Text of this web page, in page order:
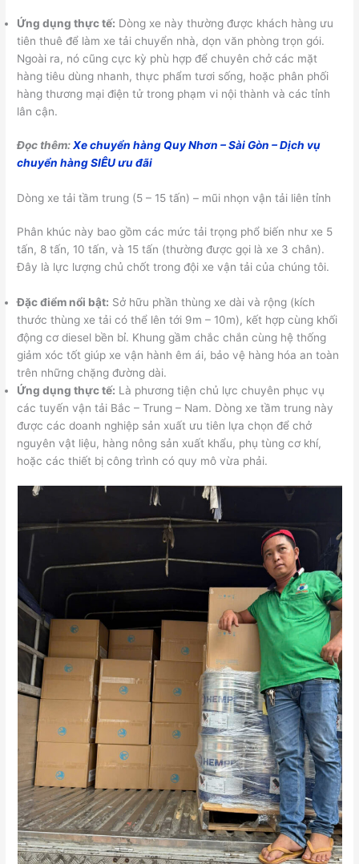
Ứng dụng thực tế: Dòng xe này thường được khách hàng ưu
tiên thuê để làm xe tải chuyển nhà, dọn văn phòng trọn gói.
Ngoài ra, nó cũng cực kỳ phù hợp để chuyên chở các mặt
hàng tiêu dùng nhanh, thực phẩm tươi sống, hoặc phân phối
hàng thương mại điện tử trong phạm vi nội thành và các tỉnh
lân cận.
Đọc thêm:Xe chuyển hàng Quy Nhơn – Sài Gòn – Dịch vụ
chuyển hàng SIÊU ưu đãi
Dòng xe tải tầm trung (5 – 15 tấn) – mũi nhọn vận tải liên tỉnh
Phân khúc này bao gồm các mức tải trọng phổ biến như xe 5
tấn, 8 tấn, 10 tấn, và 15 tấn (thường được gọi là xe 3 chân).
Đây là lực lượng chủ chốt trong đội xe vận tải của chúng tôi.
Đặc điểm nổi bật: Sở hữu phần thùng xe dài và rộng (kích
thước thùng xe tải có thể lên tới 9m – 10m), kết hợp cùng khối
động cơ diesel bền bỉ. Khung gầm chắc chắn cùng hệ thống
giảm xóc tốt giúp xe vận hành êm ái, bảo vệ hàng hóa an toàn
trên những chặng đường dài.
Ứng dụng thực tế: Là phương tiện chủ lực chuyên phục vụ
các tuyến vận tải Bắc – Trung – Nam. Dòng xe tầm trung này
được các doanh nghiệp sản xuất ưu tiên lựa chọn để chở
nguyên vật liệu, hàng nông sản xuất khẩu, phụ tùng cơ khí,
hoặc các thiết bị công trình có quy mô vừa phải.